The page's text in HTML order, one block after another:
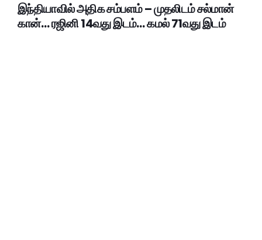
இந்தியாவில் அதிக சம்பளம் – முதலிடம் சல்மான்
கான்… ரஜினி 14வது இடம்… கமல் 71வது இடம்